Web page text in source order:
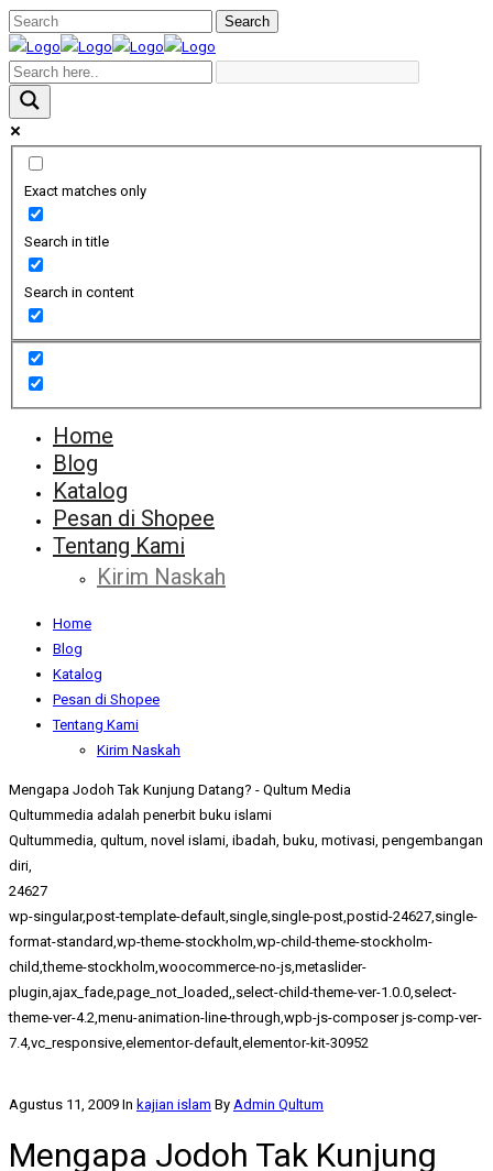
Exact matches only
Search in title
Search in content
Home
Blog
Katalog
Pesan di Shopee
Tentang Kami
Kirim Naskah
Home
Blog
Katalog
Pesan di Shopee
Tentang Kami
Kirim Naskah
Mengapa Jodoh Tak Kunjung Datang? - Qultum Media
Qultummedia adalah penerbit buku islami
Qultummedia, qultum, novel islami, ibadah, buku, motivasi, pengembangan
diri,
24627
wp-singular,post-template-default,single,single-post,postid-24627,single-
format-standard,wp-theme-stockholm,wp-child-theme-stockholm-
child,theme-stockholm,woocommerce-no-js,metaslider-
plugin,ajax_fade,page_not_loaded,,select-child-theme-ver-1.0.0,select-
theme-ver-4.2,menu-animation-line-through,wpb-js-composer js-comp-ver-
7.4,vc_responsive,elementor-default,elementor-kit-30952
Agustus 11, 2009 In kajian islam By Admin Qultum
Mengapa Jodoh Tak Kunjung